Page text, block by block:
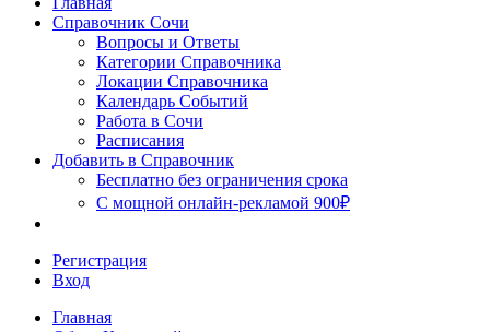
Сочи
Справочник Сочи
Вопросы и Ответы
Категории Справочника
Локации Справочника
Календарь Событий
Работа в Сочи
Расписания
Добавить в Справочник
Бесплатно без ограничения срока
С мощной онлайн-рекламой 900₽
Регистрация
Вход
Главная